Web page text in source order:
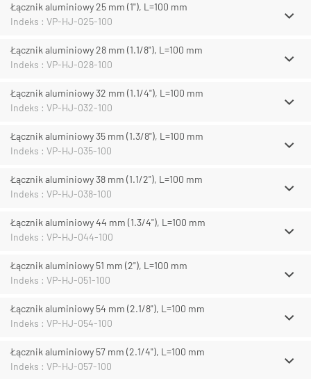
Łącznik aluminiowy 25 mm (1"), L=100 mm
Indeks : VP-HJ-025-100
Łącznik aluminiowy 28 mm (1.1/8"), L=100 mm
Indeks : VP-HJ-028-100
Łącznik aluminiowy 32 mm (1.1/4"), L=100 mm
Indeks : VP-HJ-032-100
Łącznik aluminiowy 35 mm (1.3/8"), L=100 mm
Indeks : VP-HJ-035-100
Łącznik aluminiowy 38 mm (1.1/2"), L=100 mm
Indeks : VP-HJ-038-100
Łącznik aluminiowy 44 mm (1.3/4"), L=100 mm
Indeks : VP-HJ-044-100
Łącznik aluminiowy 51 mm (2"), L=100 mm
Indeks : VP-HJ-051-100
Łącznik aluminiowy 54 mm (2.1/8"), L=100 mm
Indeks : VP-HJ-054-100
Łącznik aluminiowy 57 mm (2.1/4"), L=100 mm
Indeks : VP-HJ-057-100